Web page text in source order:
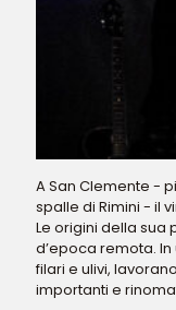
A San Clemente -
spalle di Rimini - il
Le origini della sua
d’epoca remota.
filari e ulivi,
importanti e